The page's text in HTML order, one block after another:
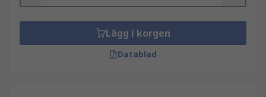
Lägg i korgen
Datablad